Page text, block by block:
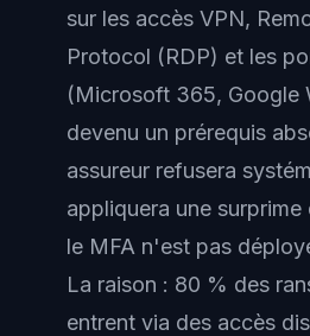
sur les accès VPN,
Protocol (RDP) et les
(Microsoft 365, Google
devenu un prérequis
assureur refusera
appliquera une
le MFA n'est pas
La raison : 80 % des
entrent via des accès